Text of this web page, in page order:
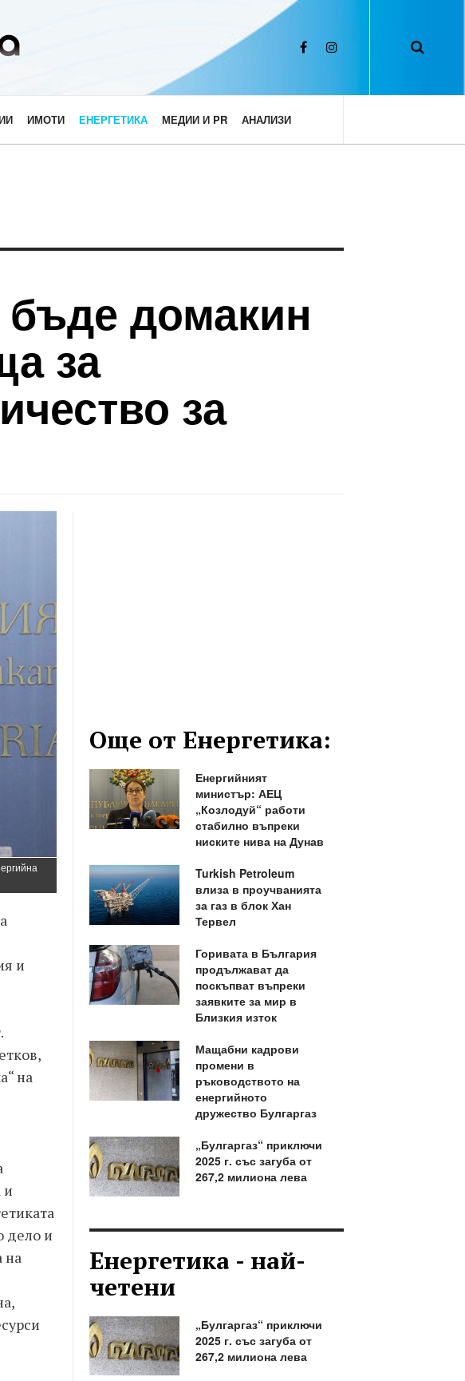
ИМОТИ ЕНЕРГЕТИКА МЕДИИ И PR АНАЛИЗИ
домакин
за
за
и
на
и
дело и
на
Още от Енергетика:
Енергийният
министър: АЕЦ
„Козлодуй“ работи
стабилно въпреки
ниските нива на Дунав
Turkish Petroleum
влиза в проучванията
за газ в блок Хан
Тервел
Горивата в България
продължават да
поскъпват въпреки
заявките за мир в
Близкия изток
Мащабни кадрови
промени в
ръководството на
енергийното
дружество Булгаргаз
„Булгаргаз“ приключи
2025 г. със загуба от
267,2 милиона лева
Енергетика - най-
четени
„Булгаргаз“ приключи
2025 г. със загуба от
267,2 милиона лева